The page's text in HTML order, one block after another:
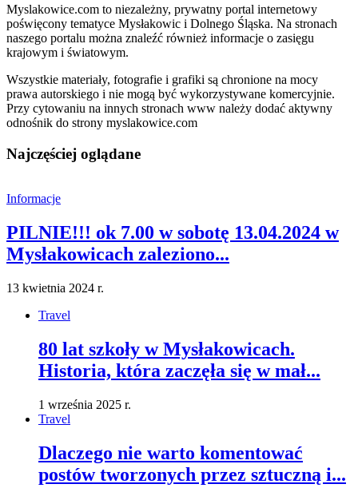
Myslakowice.com to niezależny, prywatny portal internetowy
poświęcony tematyce Mysłakowic i Dolnego Śląska. Na stronach
naszego portalu można znaleźć również informacje o zasięgu
krajowym i światowym.
Wszystkie materiały, fotografie i grafiki są chronione na mocy
prawa autorskiego i nie mogą być wykorzystywane komercyjnie.
Przy cytowaniu na innych stronach www należy dodać aktywny
odnośnik do strony myslakowice.com
Najczęściej oglądane
Informacje
PILNIE!!! ok 7.00 w sobotę 13.04.2024 w
Mysłakowicach zaleziono...
13 kwietnia 2024 r.
Travel
80 lat szkoły w Mysłakowicach.
Historia, która zaczęła się w mał...
1 września 2025 r.
Travel
Dlaczego nie warto komentować
postów tworzonych przez sztuczną i...